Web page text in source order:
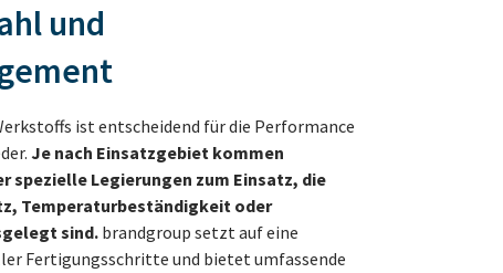
und
ist entscheidend für die Performance
Je nach Einsatzgebiet kommen
spezielle Legierungen zum Einsatz, die
Temperaturbeständigkeit oder
sind.brandgroup setzt auf eine
Fertigungsschritte und bietet umfassende